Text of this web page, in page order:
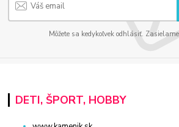
Môžete sa kedykoľvek odhlásiť.
DETI, ŠPORT, HOBBY